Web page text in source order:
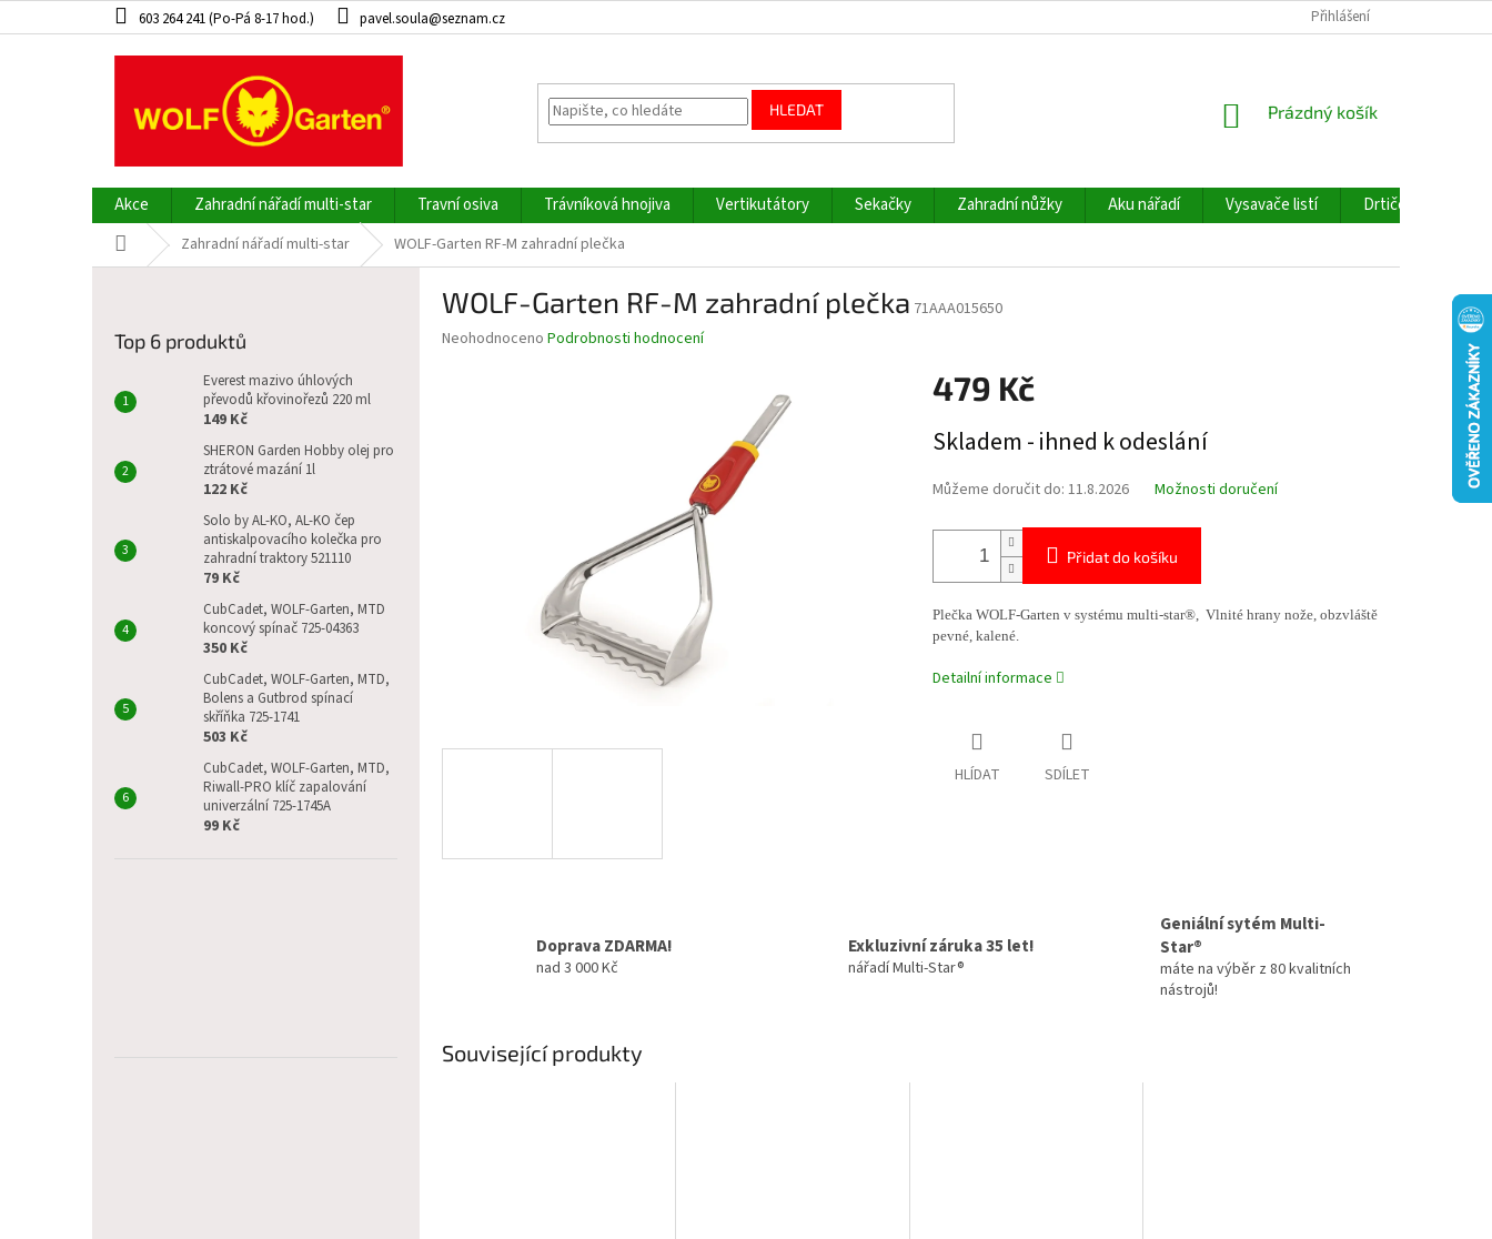
na
603 264 241 (Po-Pá 8-17 hod.) pavel.soula@seznam.cz Přihlášení
HLEDAT
NÁKUPNÍ
Prázdný košík
Akce Zahradní nářadí multi-star Travní osiva Trávníková hnojiva Vertikutátory Sekačky Zahradní nůžky Aku nářadí Vysavače listí Drtiče větví
Domů Zahradní nářadí multi-star WOLF-Garten RF-M zahradní plečka
Top 6 produktů
Everest mazivo úhlových
převodů křovinořezů 220 ml
149 Kč
SHERON Garden Hobby olej pro
ztrátové mazání 1l
122 Kč
Solo by AL-KO, AL-KO čep
antiskalpovacího kolečka pro
zahradní traktory 521110
79 Kč
CubCadet, WOLF-Garten, MTD
koncový spínač 725-04363
350 Kč
CubCadet, WOLF-Garten, MTD,
Bolens a Gutbrod spínací
skříňka 725-1741
503 Kč
CubCadet, WOLF-Garten, MTD,
Riwall-PRO klíč zapalování
univerzální 725-1745A
99 Kč
WOLF-Garten RF-M zahradní plečka 71AAA015650
Průměrné
Neohodnoceno Podrobnosti hodnocení
479 Kč
cena:
Skladem - ihned k odeslání
Můžeme doručit do: 11.8.2026 Možnosti doručení
Přidat do košíku
Plečka WOLF-Garten v systému multi-star®, Vlnité hrany nože, obzvláště
pevné, kalené.
Detailní informace
HLÍDAT SDÍLET
Doprava ZDARMA!
nad 3 000 Kč
Exkluzivní záruka 35 let!
nářadí Multi-Star®
Geniální sytém Multi-
Star®
máte na výběr z 80 kvalitních
nástrojů!
Související produkty